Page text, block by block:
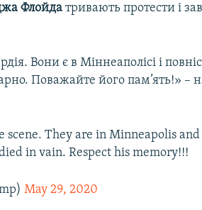
Флойда тривають протести і
Вони є в Міннеаполісі і
Поважайте його пам’ять!» –
scene. They are in Minneapolis
in vain. Respect his memory!!!
May 29, 2020